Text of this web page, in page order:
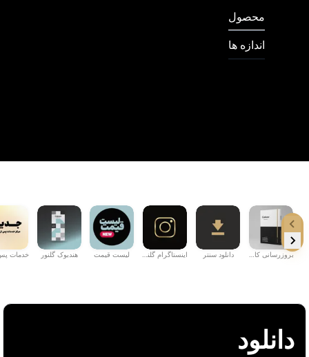
محصول
اندازه ها
بروزرسانی کاتال... دانلود سنتر اینستاگرام گلنو... لیست قیمت هندبوک گلنور
دانلود